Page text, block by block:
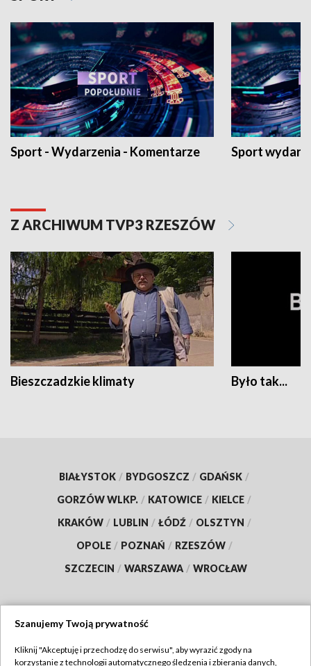
Sport - Wydarzenia - Komentarze Sport
Z ARCHIWUM TVP3 RZESZÓW
Bieszczadzkie klimaty Było tak...
BIAŁYSTOK / BYDGOSZCZ / GDAŃSK /
GORZÓW WLKP. / KATOWICE / KIELCE /
KRAKÓW / LUBLIN / ŁÓDŹ / OLSZTYN /
OPOLE / POZNAŃ / RZESZÓW /
SZCZECIN / WARSZAWA / WROCŁAW
Szanujemy Twoją prywatność
Kliknij "Akceptuję i przechodzę do serwisu", aby wyrazić zgody na
korzystanie z technologii automatycznego śledzenia i zbierania danych,